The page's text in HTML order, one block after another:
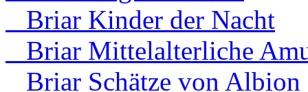
Briar Kinder der Nacht
Briar Mittelalterliche
Briar Schätze von Albion